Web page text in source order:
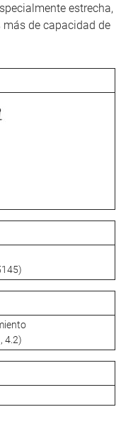
estrecha,
de capacidad de
4.2)